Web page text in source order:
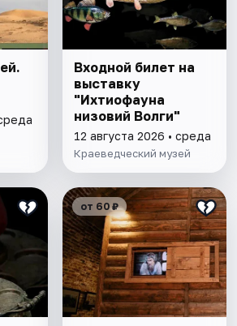
Входной билет на
выставку
"Ихтиофауна
низовий Волги"
12 августа 2026 • среда
Краеведческий музей
от 60 ₽